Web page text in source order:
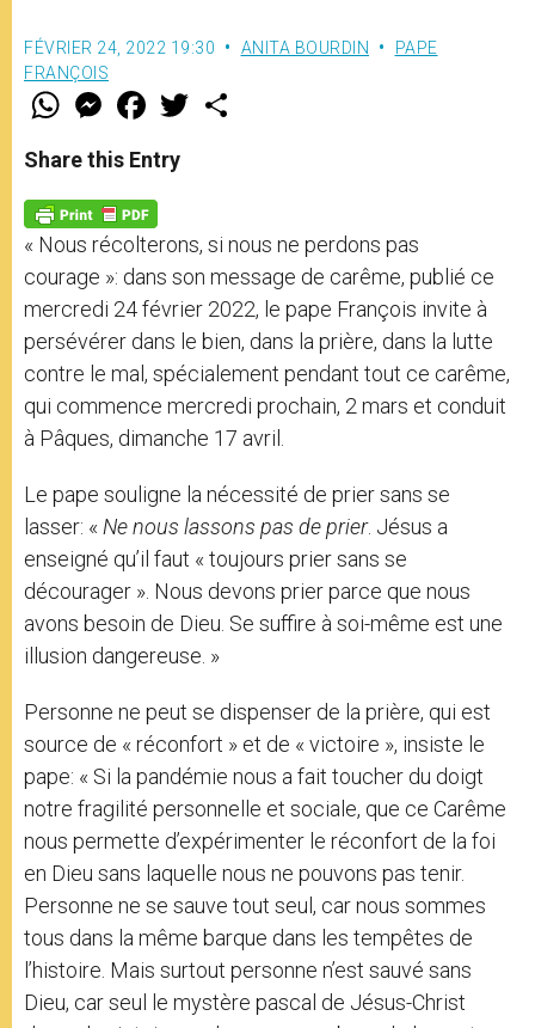
FÉVRIER 24, 2022 19:30 ANITA BOURDIN
PAPE
FRANÇOIS
W
t
s
p
p
M
e
s
e
g
e
r
F
a
e
b
o
k
w
Share this Entry
« Nous récolterons, si nous ne perdons pas
courage »: dans son message de carême, publié ce
mercredi 24 février 2022, le pape François invite à
persévérer dans le bien, dans la prière, dans la lutte
contre le mal, spécialement pendant tout ce carême,
qui commence mercredi prochain, 2 mars et conduit
à Pâques, dimanche 17 avril.
Le pape souligne la nécessité de prier sans se
lasser: « Ne nous lassons pas de prier. Jésus a
enseigné qu’il faut « toujours prier sans se
décourager ». Nous devons prier parce que nous
avons besoin de Dieu. Se suffire à soi-même est une
illusion dangereuse. »
Personne ne peut se dispenser de la prière, qui est
source de « réconfort » et de « victoire », insiste le
pape: « Si la pandémie nous a fait toucher du doigt
notre fragilité personnelle et sociale, que ce Carême
nous permette d’expérimenter le réconfort de la foi
en Dieu sans laquelle nous ne pouvons pas tenir.
Personne ne se sauve tout seul, car nous sommes
tous dans la même barque dans les tempêtes de
l’histoire. Mais surtout personne n’est sauvé sans
Dieu, car seul le mystère pascal de Jésus-Christ